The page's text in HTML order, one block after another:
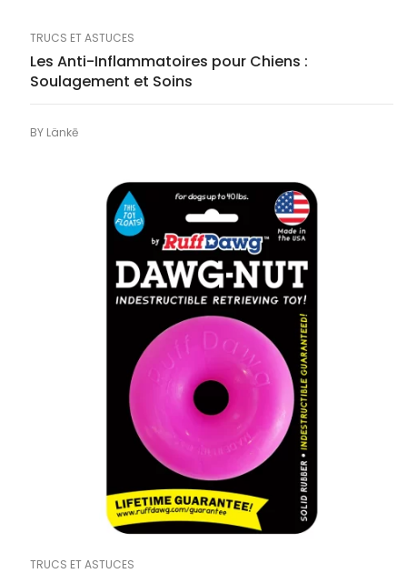
TRUCS ET ASTUCES
Les Anti-Inflammatoires pour Chiens :
Soulagement et Soins
BY Länkē
TRUCS ET ASTUCES